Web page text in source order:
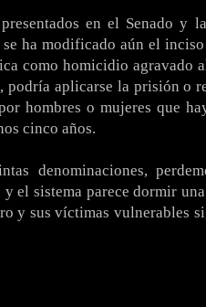
en el Senado y
ha modificado aún el
como homicidio agravado
podría aplicarse la prisión o
hombres o mujeres que
cinco años.
denominaciones,
el sistema parece dormir
y sus víctimas vulnerables